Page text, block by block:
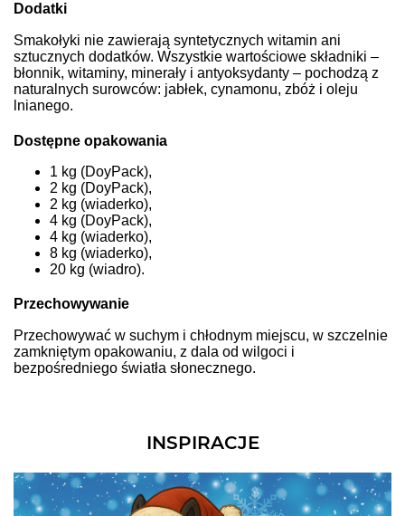
Dodatki
Smakołyki nie zawierają syntetycznych witamin ani
sztucznych dodatków. Wszystkie wartościowe składniki –
błonnik, witaminy, minerały i antyoksydanty – pochodzą z
naturalnych surowców: jabłek, cynamonu, zbóż i oleju
lnianego.
Dostępne opakowania
1 kg (DoyPack),
2 kg (DoyPack),
2 kg (wiaderko),
4 kg (DoyPack),
4 kg (wiaderko),
8 kg (wiaderko),
20 kg (wiadro).
Przechowywanie
Przechowywać w suchym i chłodnym miejscu, w szczelnie
zamkniętym opakowaniu, z dala od wilgoci i
bezpośredniego światła słonecznego.
INSPIRACJE